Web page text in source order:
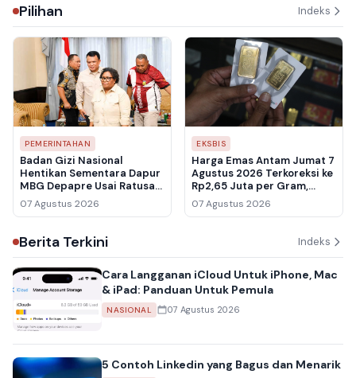
Pilihan Indeks
PEMERINTAHAN
Badan Gizi Nasional
Hentikan Sementara Dapur
MBG Depapre Usai Ratusan
Pelajar Keracunan
07 Agustus 2026
EKSBIS
Harga Emas Antam Jumat 7
Agustus 2026 Terkoreksi ke
Rp2,65 Juta per Gram,
Buyback Ikut Melemah ke
Rp2,461 Juta
07 Agustus 2026
Berita Terkini Indeks
Cara Langganan iCloud Untuk iPhone, Mac
& iPad: Panduan Untuk Pemula
NASIONAL 07 Agustus 2026
5 Contoh Linkedin yang Bagus dan Menarik